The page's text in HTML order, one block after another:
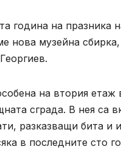
година на празника
нова музейна
на втория етаж
сграда. В нея са
разказващи бита и
в последните сто